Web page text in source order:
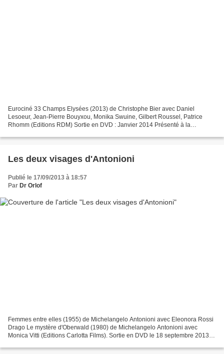
Eurociné 33 Champs Elysées (2013) de Christophe Bier avec Daniel
Lesoeur, Jean-Pierre Bouyxou, Monika Swuine, Gilbert Roussel, Patrice
Rhomm (Editions RDM) Sortie en DVD : Janvier 2014 Présenté à la
Les deux visages d'Antonioni
Publié le 17/09/2013 à 18:57
Par Dr Orlof
Femmes entre elles (1955) de Michelangelo Antonioni avec Eleonora Rossi
Drago Le mystère d'Oberwald (1980) de Michelangelo Antonioni avec
Monica Vitti (Editions Carlotta Films). Sortie en DVD le 18 septembre 2013